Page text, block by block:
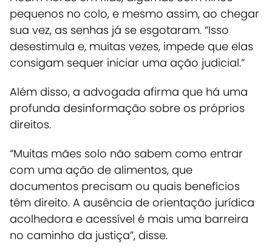
pequenos no colo, e mesmo assim, ao chegar
sua vez, as senhas já se esgotaram. “Isso
desestimula e, muitas vezes, impede que elas
consigam sequer iniciar uma ação judicial.”
Além disso, a advogada afirma que há uma
profunda desinformação sobre os próprios
direitos.
“Muitas mães solo não sabem como entrar
com uma ação de alimentos, que
documentos precisam ou quais benefícios
têm direito. A ausência de orientação jurídica
acolhedora e acessível é mais uma barreira
no caminho da justiça”, disse.